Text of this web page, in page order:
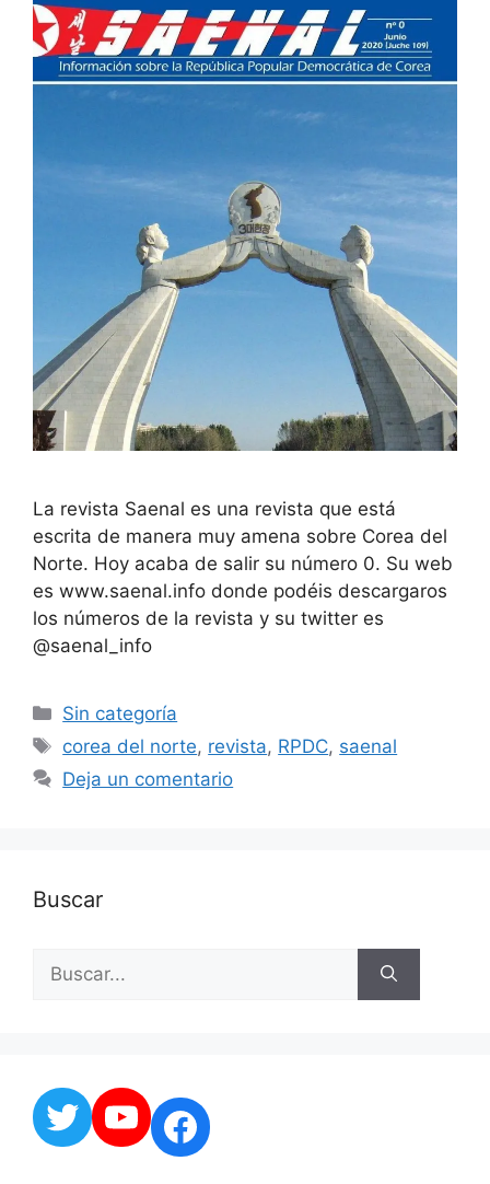
La revista Saenal es una revista que está
escrita de manera muy amena sobre Corea del
Norte. Hoy acaba de salir su número 0. Su web
es www.saenal.info donde podéis descargaros
los números de la revista y su twitter es
@saenal_info
Categorías
Sin categoría
Etiquetas
corea del norte, revista, RPDC, saenal
Deja un comentario
Buscar
Twitter
YouTube
Facebook